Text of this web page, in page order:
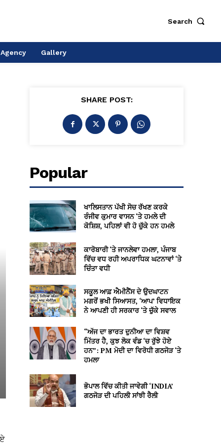
Search
Gallery
SHARE POST:
Popular
ਖਾਲਿਸਤਾਨ ਪੱਖੀ ਸੋਚ ਰੱਖਣ ਕਰਕੇ
ਰੰਜੀਵ ਕੁਮਾਰ ਵਾਸਨ ‘ਤੇ ਹਮਲੇ ਦੀ
ਕੋਸ਼ਿਸ਼, ਪਹਿਲਾਂ ਵੀ ਹੋ ਚੁੱਕੇ ਹਨ ਹਮਲੇ
ਕਾਰੋਬਾਰੀ ‘ਤੇ ਜਾਨਲੇਵਾ ਹਮਲਾ, ਪੰਜਾਬ
ਵਿੱਚ ਵਧ ਰਹੀ ਅਪਰਾਧਿਕ ਘਟਨਾਵਾਂ ‘ਤੇ
ਚਿੰਤਾ ਵਧੀ
ਸਕੂਲ ਆਫ਼ ਐਮੀਨੈਂਸ ਦੇ ਉਦਘਾਟਨ
ਮਗਰੋਂ ਭਖੀ ਸਿਆਸਤ, ‘ਆਪ’ ਵਿਧਾਇਕ
ਨੇ ਆਪਣੀ ਹੀ ਸਰਕਾਰ ‘ਤੇ ਚੁੱਕੇ ਸਵਾਲ
“ਅੱਜ ਦਾ ਭਾਰਤ ਦੁਨੀਆ ਦਾ ਵਿਸ਼ਵ
ਮਿੱਤਰ ਹੈ, ਕੁਝ ਲੋਕ ਵੰਡ ‘ਚ ਰੁੱਝੇ ਹੋਏ
ਹਨ”: PM ਮੋਦੀ ਦਾ ਵਿਰੋਧੀ ਗਠਜੋੜ ‘ਤੇ
ਹਮਲਾ
ਭੋਪਾਲ ਵਿੱਚ ਕੀਤੀ ਜਾਵੇਗੀ ‘INDIA’
ਗਠਜੋੜ ਦੀ ਪਹਿਲੀ ਸਾਂਝੀ ਰੈਲੀ